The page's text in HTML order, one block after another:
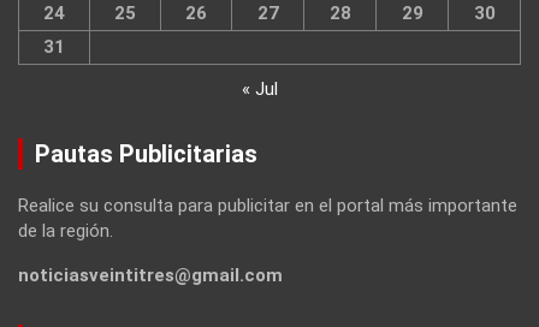
24
25 26 27 28 29
30
31
« Jul
Pautas Publicitarias
Realice su consulta para publicitar en el portal más importante
de la región.
noticiasveintitres@gmail.com